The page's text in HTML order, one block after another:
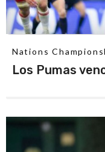
Nations
Los Pumas